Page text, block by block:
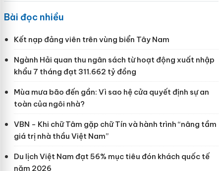
Bài đọc nhiều
Kết nạp đảng viên trên vùng biển Tây Nam
Ngành Hải quan thu ngân sách từ hoạt động xuất nhập
khẩu 7 tháng đạt 311.662 tỷ đồng
Mùa mưa bão đến gần: Vì sao hệ cửa quyết định sự an
toàn của ngôi nhà?
VBN - Khi chữ Tâm gặp chữ Tín và hành trình “nâng tầm
giá trị nhà thầu Việt Nam”
Du lịch Việt Nam đạt 56% mục tiêu đón khách quốc tế
năm 2026